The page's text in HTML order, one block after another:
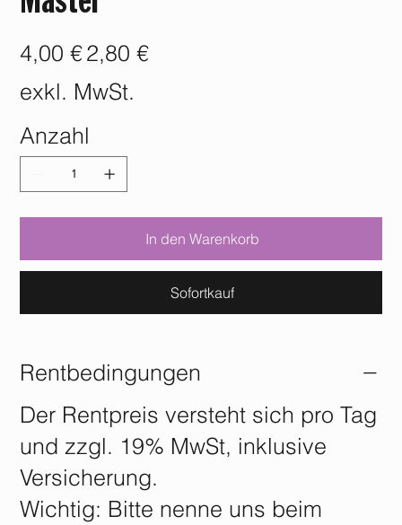
Preis
4,00 €2,80 €
exkl. MwSt.
Anzahl
In den Warenkorb
Sofortkauf
Rentbedingungen
Der Rentpreis versteht sich pro Tag
und zzgl. 19% MwSt, inklusive
Versicherung.
Wichtig: Bitte nenne uns beim